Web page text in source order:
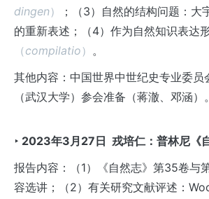
dingen）
；（3）自然的结构问题：大
的重新表述；（4）作为自然知识表达
（compilatio） 。
其他内容：中国世界中世纪史专业委
（武汉大学）参会准备（蒋澈、邓涵）。
‣ 2023年3月27 日 戎培仁：普林尼《
报告内容：（1）《自然志》第35卷与
容选讲；（2）有关研究文献评述：